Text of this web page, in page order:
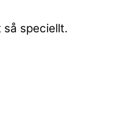
speciellt.